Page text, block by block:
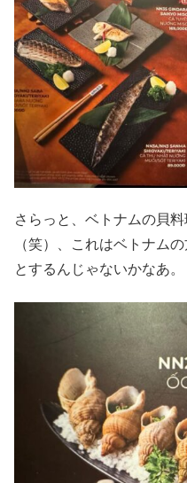
さらっと、ベトナムの貝
（笑）、これはベトナム
とするんじゃないかなあ。